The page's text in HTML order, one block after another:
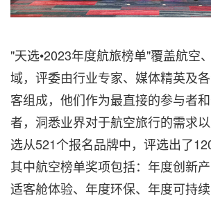
"天选•2023年度航旅榜单"覆盖航空
域，评委由行业专家、媒体精英及
客组成，他们作为最直接的参与者
者，洞悉业界对于航空旅行的需求
选从521个报名品牌中，评选出了
其中航空榜单奖项包括：年度创新
适客舱体验、年度环保、年度可持